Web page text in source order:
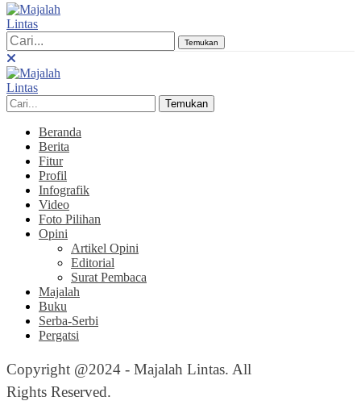
Temukan
Temukan
Beranda
Berita
Fitur
Profil
Infografik
Video
Foto Pilihan
Opini
Artikel Opini
Editorial
Surat Pembaca
Majalah
Buku
Serba-Serbi
Pergatsi
Copyright @2024 - Majalah Lintas. All
Rights Reserved.